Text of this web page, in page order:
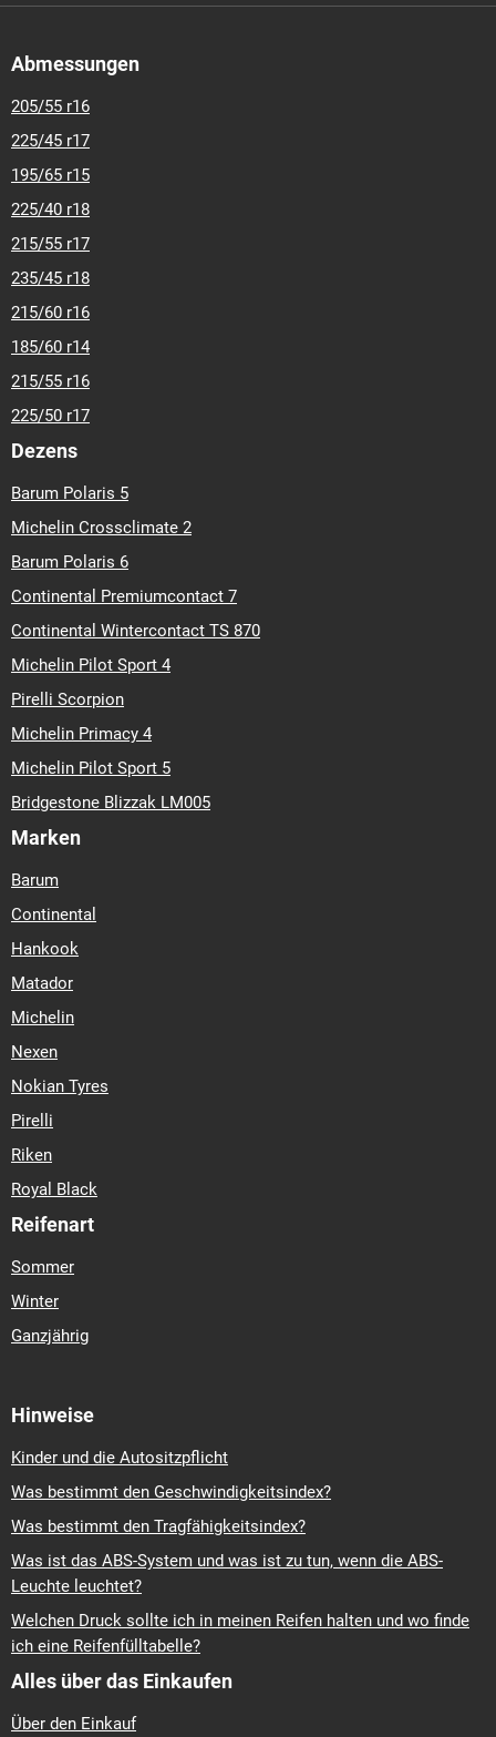
Abmessungen
205/55 r16
225/45 r17
195/65 r15
225/40 r18
215/55 r17
235/45 r18
215/60 r16
185/60 r14
215/55 r16
225/50 r17
Dezens
Barum Polaris 5
Michelin Crossclimate 2
Barum Polaris 6
Continental Premiumcontact 7
Continental Wintercontact TS 870
Michelin Pilot Sport 4
Pirelli Scorpion
Michelin Primacy 4
Michelin Pilot Sport 5
Bridgestone Blizzak LM005
Marken
Barum
Continental
Hankook
Matador
Michelin
Nexen
Nokian Tyres
Pirelli
Riken
Royal Black
Reifenart
Sommer
Winter
Ganzjährig
Hinweise
Kinder und die Autositzpflicht
Was bestimmt den Geschwindigkeitsindex?
Was bestimmt den Tragfähigkeitsindex?
Was ist das ABS-System und was ist zu tun, wenn die ABS-
Leuchte leuchtet?
Welchen Druck sollte ich in meinen Reifen halten und wo finde
ich eine Reifenfülltabelle?
Alles über das Einkaufen
Über den Einkauf